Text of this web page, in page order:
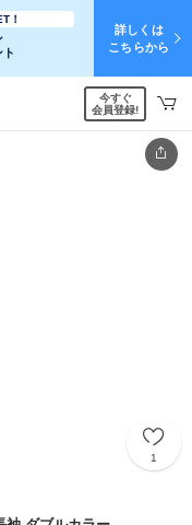
！
詳しくは
こちらから
今すぐ
会員登録!
1